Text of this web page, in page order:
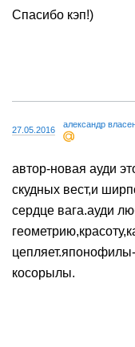
Спасибо кэп!)
27.05.2016
александр
автор-новая ауди
скудных вест,и
сердце вага.ауди
косорылы.